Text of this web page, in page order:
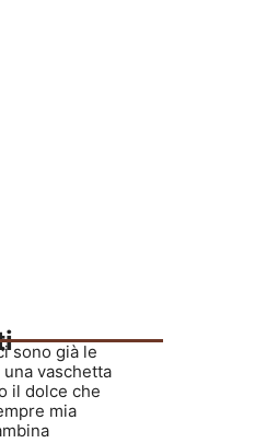
sono già le
vaschetta
il dolce che
mia